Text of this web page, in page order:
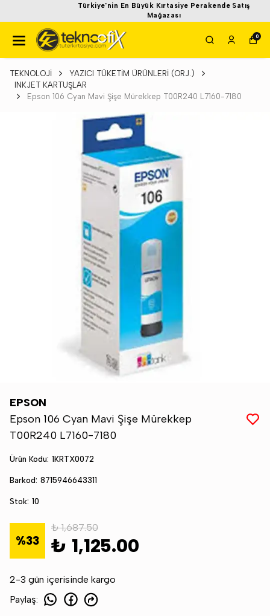
Türkiye'nin En Büyük Kırtasiye Perakende Satış
Mağazası
0
TEKNOLOJİ
YAZICI TÜKETİM ÜRÜNLERİ (ORJ.)
INKJET KARTUŞLAR
Epson 106 Cyan Mavi Şişe Mürekkep T00R240 L7160-7180
EPSON
Epson 106 Cyan Mavi Şişe Mürekkep
T00R240 L7160-7180
Ürün Kodu: 1KRTX0072
Barkod: 8715946643311
Stok: 10
%33
₺ 1,687.50
₺ 1,125.00
2-3 gün içerisinde kargo
Paylaş: